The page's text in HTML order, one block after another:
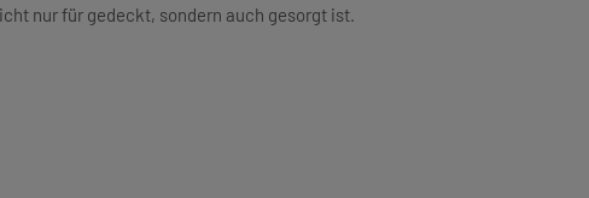
nur für gedeckt, sondern auch gesorgt ist.